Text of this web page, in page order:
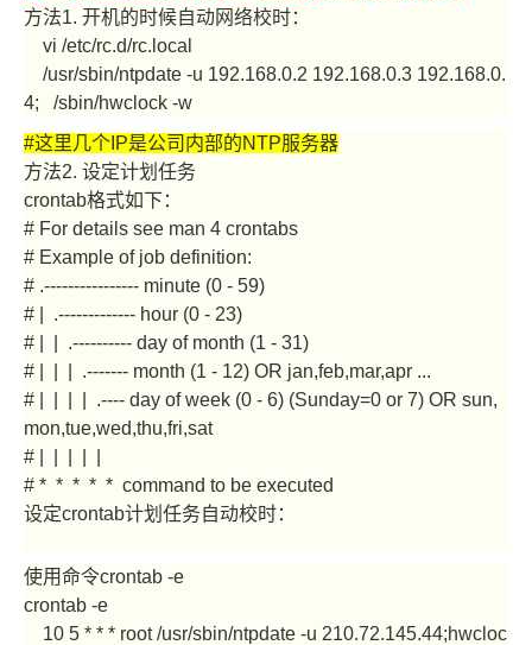
方法1. 开机的时候自动网络校时：
vi /etc/rc.d/rc.local
/usr/sbin/ntpdate -u 192.168.0.2 192.168.0.3 192.168.0.
4; /sbin/hwclock -w
#这里几个IP是公司内部的NTP服务器
方法2. 设定计划任务
crontab格式如下：
# For details see man 4 crontabs
# Example of job definition:
# .---------------- minute (0 - 59)
# | .------------- hour (0 - 23)
# | | .---------- day of month (1 - 31)
# | | | .------- month (1 - 12) OR jan,feb,mar,apr ...
# | | | | .---- day of week (0 - 6) (Sunday=0 or 7) OR sun,
mon,tue,wed,thu,fri,sat
# | | | | |
# * * * * * command to be executed
设定crontab计划任务自动校时：
使用命令crontab -e
crontab -e
10 5 * * * root /usr/sbin/ntpdate -u 210.72.145.44;hwcloc